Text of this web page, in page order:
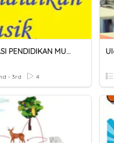
UTS EVALUASI PENDIDIKAN MUSIK
- 3rd 4